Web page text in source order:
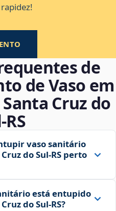
de
de Vaso em
Cruz do
vaso sanitário
do Sul‑RS perto
está entupido
do Sul‑RS?